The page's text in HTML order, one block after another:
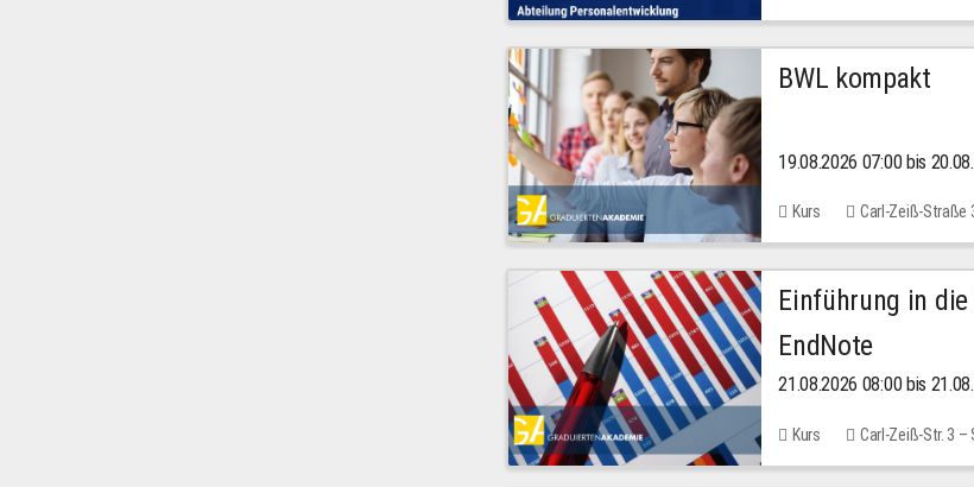
BWL kompakt
19.08.2026 07:00 bis
Kurs Carl-Zeiß-Straße
Einführung in
EndNote
21.08.2026 08:00 bis
Kurs Carl-Zeiß-Str. 3 –